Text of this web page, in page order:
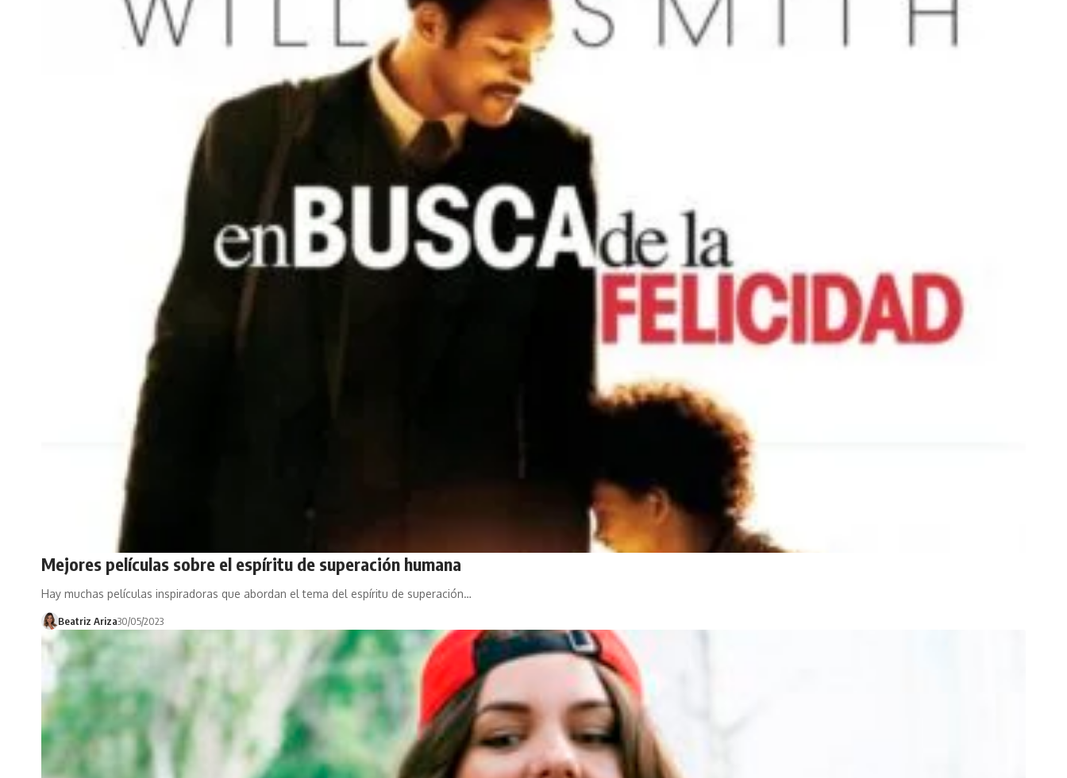
Mejores películas sobre el espíritu de superación humana
Hay muchas películas inspiradoras que abordan el tema del espíritu de superación…
Beatriz Ariza30/05/2023